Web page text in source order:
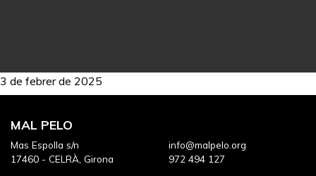
3 de febrer de 2025
MAL PELO
Mas Espolla s/n
17460 - CELRÀ, Girona
info@malpelo.org
972 494 127